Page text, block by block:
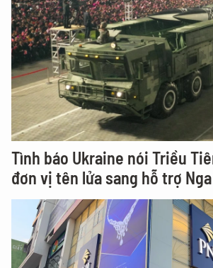
Tình báo Ukraine nói Triều
đơn vị tên lửa sang hỗ trợ Nga